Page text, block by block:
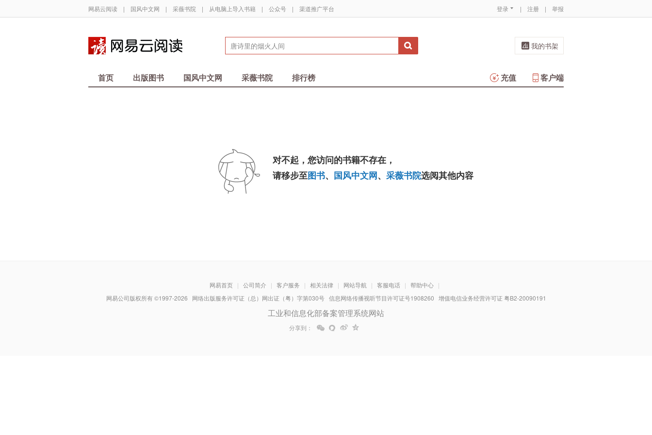
网易云阅读 | 国风中文网 | 采薇书院 | 从电脑上导入书籍 | 公众号 | 渠道推广平台 登录 | 注册 | 举报
我的书架
首页 出版图书 国风中文网 采薇书院 排行榜 客户端
充值
对不起，您访问的书籍不存在，
请移步至图书、 国风中文网、 采薇书院选阅其他内容
网易首页 | 公司简介 | 客户服务 | 相关法律 | 网站导航 | 客服电话 | 帮助中心 |
网易公司版权所有 ©1997-2026 网络出版服务许可证（总）网出证（粤）字第030号 信息网络传播视听节目许可证号1908260 增值电信业务经营许可证 粤B2-20090191
工业和信息化部备案管理系统网站
分享到：